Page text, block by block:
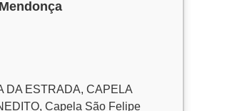
DA ESTRADA, CAPELA
Capela São Felipe